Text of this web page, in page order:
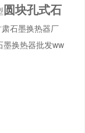
圆块孔式石
石墨换热器厂
墨换热器批发ww